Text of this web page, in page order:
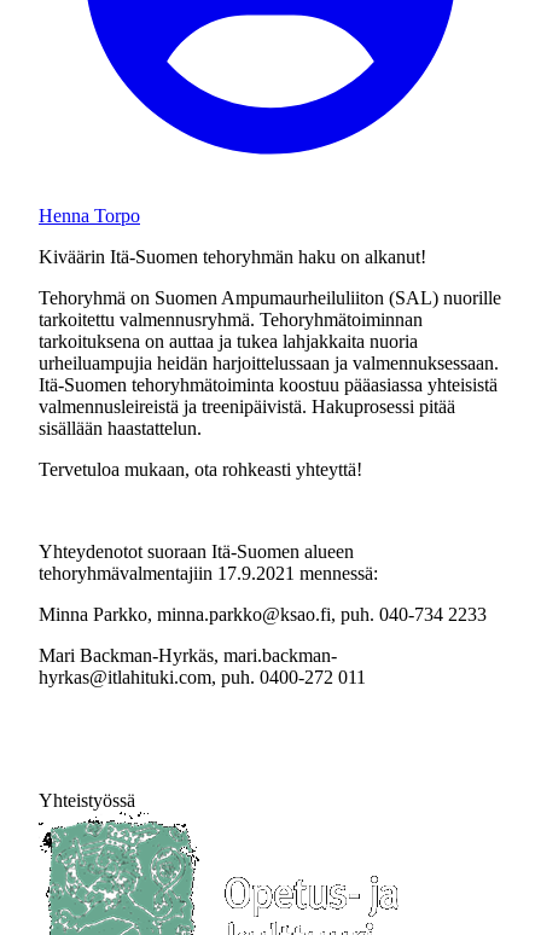
Henna Torpo
Kiväärin Itä-Suomen tehoryhmän haku on alkanut!
Tehoryhmä on Suomen Ampumaurheiluliiton (SAL) nuorille
tarkoitettu valmennusryhmä. Tehoryhmätoiminnan
tarkoituksena on auttaa ja tukea lahjakkaita nuoria
urheiluampujia heidän harjoittelussaan ja valmennuksessaan.
Itä-Suomen tehoryhmätoiminta koostuu pääasiassa yhteisistä
valmennusleireistä ja treenipäivistä. Hakuprosessi pitää
sisällään haastattelun.
Tervetuloa mukaan, ota rohkeasti yhteyttä!
Yhteydenotot suoraan Itä-Suomen alueen
tehoryhmävalmentajiin 17.9.2021 mennessä:
Minna Parkko, minna.parkko@ksao.fi, puh. 040-734 2233
Mari Backman-Hyrkäs, mari.backman-
hyrkas@itlahituki.com, puh. 0400-272 011
Yhteistyössä